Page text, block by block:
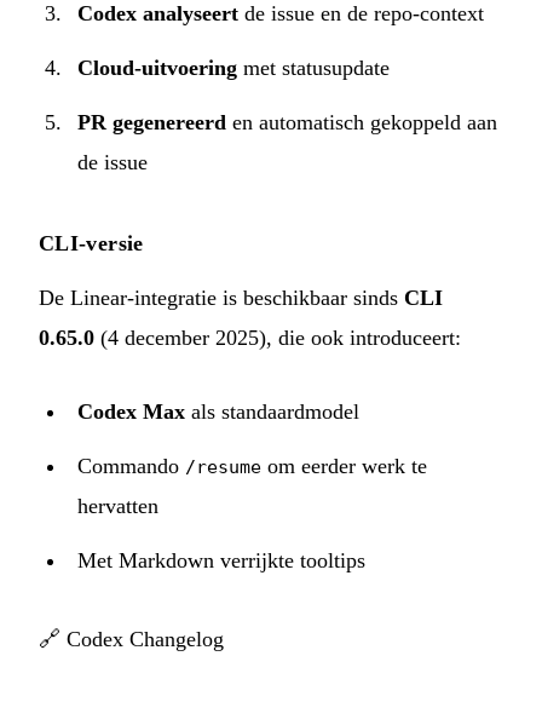
Codex analyseert de issue en de repo-context
Cloud-uitvoering met statusupdate
PR gegenereerd en automatisch gekoppeld aan
de issue
CLI-versie
De Linear-integratie is beschikbaar sinds CLI
0.65.0 (4 december 2025), die ook introduceert:
Codex Max als standaardmodel
Commando /resume om eerder werk te
hervatten
Met Markdown verrijkte tooltips
🔗 Codex Changelog